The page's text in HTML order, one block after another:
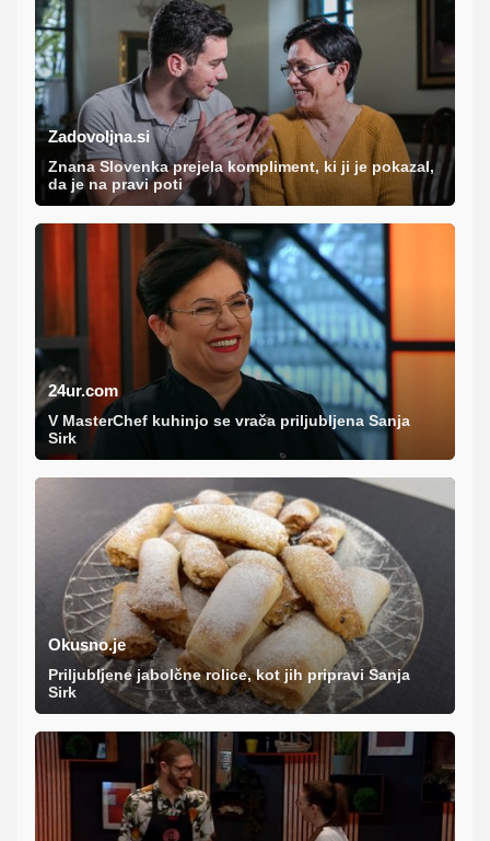
Zadovoljna.si
Znana Slovenka prejela kompliment, ki ji je pokazal,
da je na pravi poti
24ur.com
V MasterChef kuhinjo se vrača priljubljena Sanja
Sirk
Okusno.je
Priljubljene jabolčne rolice, kot jih pripravi Sanja
Sirk